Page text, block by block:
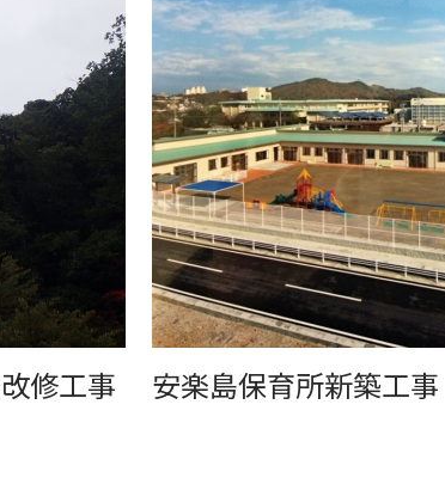
修工事 安楽島保育所新築工事